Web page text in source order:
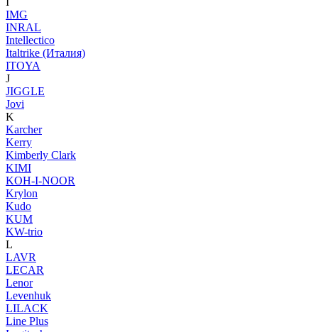
IMG
INRAL
Intellectico
Italtrike (Италия)
ITOYA
J
JIGGLE
Jovi
K
Karcher
Kerry
Kimberly Clark
KIMI
KOH-I-NOOR
Krylon
Kudo
KUM
KW-trio
L
LAVR
LECAR
Lenor
Levenhuk
LILACK
Line Plus